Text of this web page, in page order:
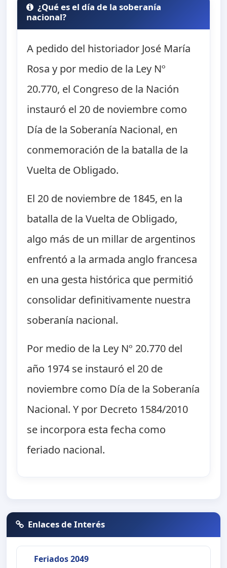
¿Qué es el día de la soberanía
nacional?
A pedido del historiador José María
Rosa y por medio de la Ley Nº
20.770, el Congreso de la Nación
instauró el 20 de noviembre como
Día de la Soberanía Nacional, en
conmemoración de la batalla de la
Vuelta de Obligado.
El 20 de noviembre de 1845, en la
batalla de la Vuelta de Obligado,
algo más de un millar de argentinos
enfrentó a la armada anglo francesa
en una gesta histórica que permitió
consolidar definitivamente nuestra
soberanía nacional.
Por medio de la Ley Nº 20.770 del
año 1974 se instauró el 20 de
noviembre como Día de la Soberanía
Nacional. Y por Decreto 1584/2010
se incorpora esta fecha como
feriado nacional.
Enlaces de Interés
Feriados 2049